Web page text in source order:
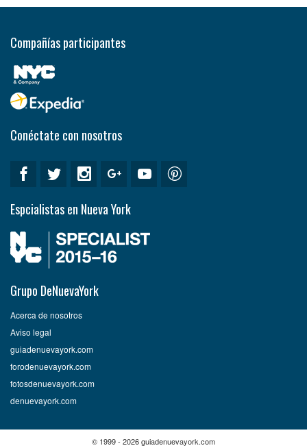
Compañías participantes
Conéctate con nosotros
Espcialistas en Nueva York
Grupo DeNuevaYork
Acerca de nosotros
Aviso legal
guiadenuevayork.com
forodenuevayork.com
fotosdenuevayork.com
denuevayork.com
© 1999 - 2026 guiadenuevayork.com